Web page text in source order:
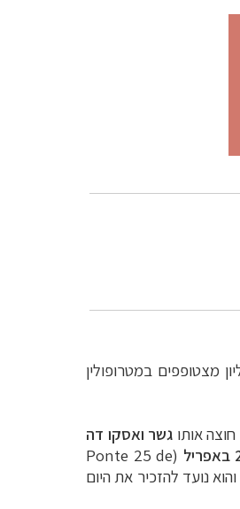
תושבים מתגוררים בה, ועוד כ- 2.5 מיליון מצטופפים במטרופולין
גשר ואסקו דה
(
Ponte 25 de
והוא נועד להזכיר את היום